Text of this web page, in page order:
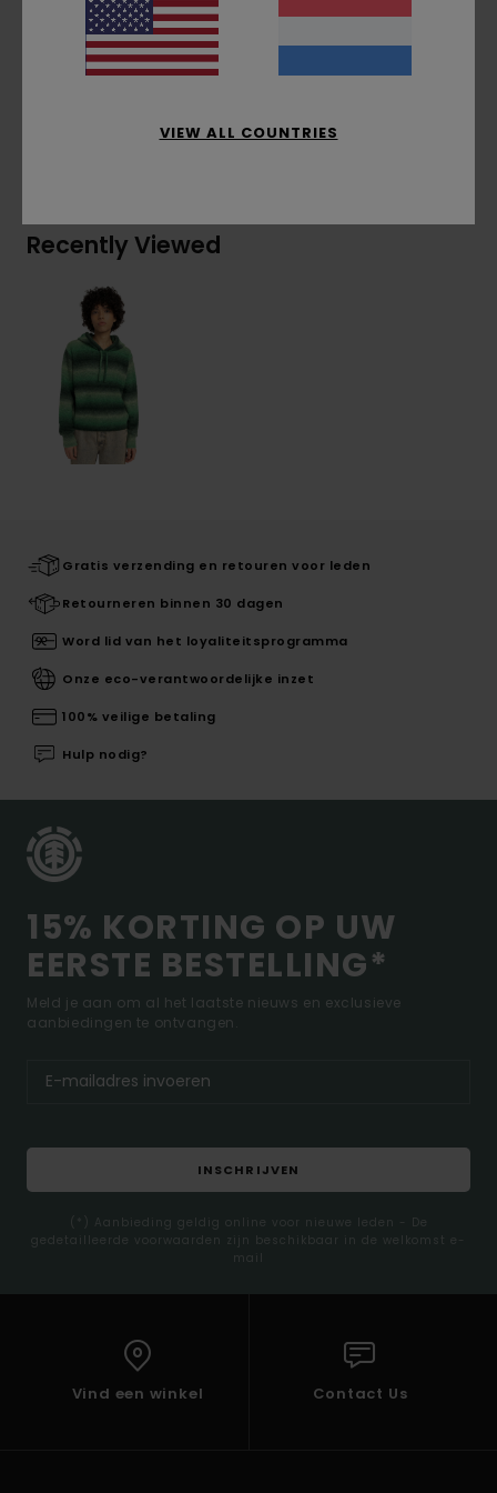
Samenstelling[Hoofdstof] 69% acryl, 17% nylon,
12% wol, 2% elastaan
Recently Viewed
Gratis verzending en retouren voor leden
Retourneren binnen 30 dagen
Word lid van het loyaliteitsprogramma
Onze eco-verantwoordelijke inzet
100% veilige betaling
Hulp nodig?
15% KORTING OP UW
EERSTE BESTELLING*
Meld je aan om al het laatste nieuws en exclusieve
aanbiedingen te ontvangen.
INSCHRIJVEN
(*) Aanbieding geldig online voor nieuwe leden - De
gedetailleerde voorwaarden zijn beschikbaar in de welkomst e-
mail
Vind een winkel Contact Us
VIEW ALL COUNTRIES